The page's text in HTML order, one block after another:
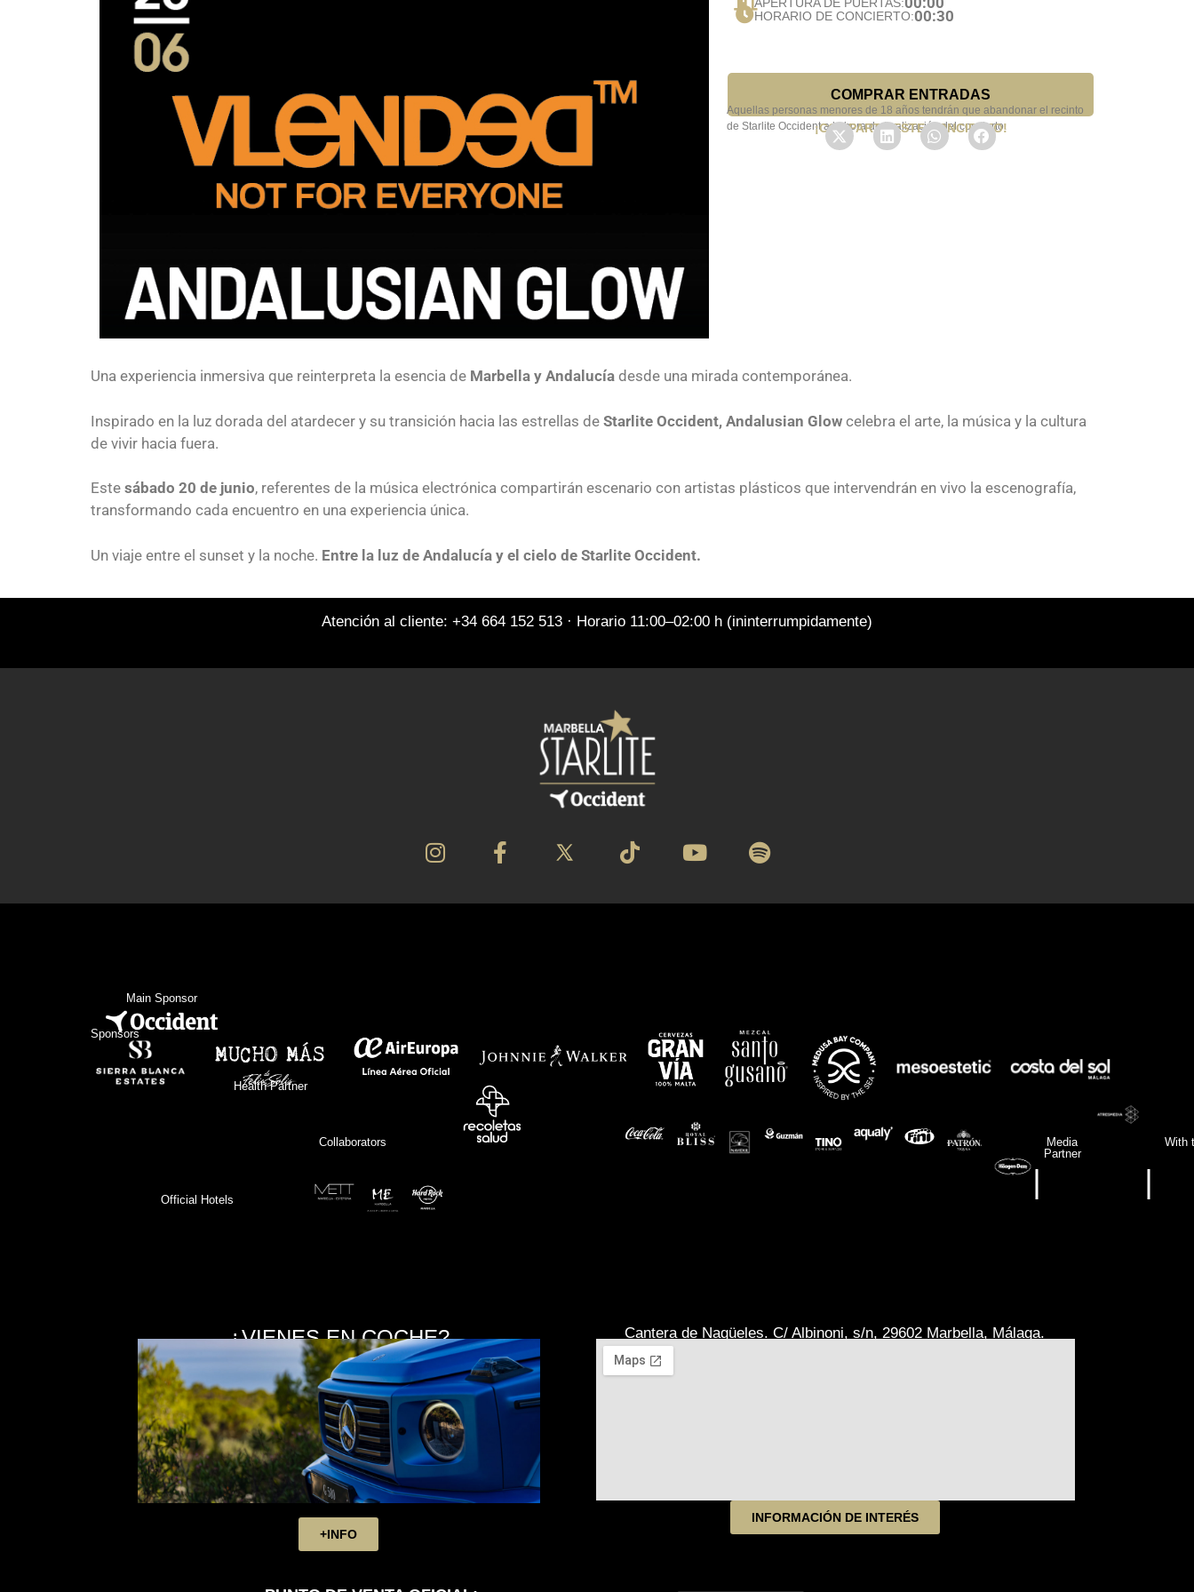
APERTURA DE PUERTAS:
HORARIO DE CONCIERTO:00:30
COMPRAR ENTRADAS
Aquellas personas menores de 18 años tendrán que abandonar el recinto
de Starlite Occident a la hora de finalización del concierto.
¡COMPARTE ESTE CONCIERTO!
Una experiencia inmersiva que reinterpreta la esencia de Marbella y Andalucía desde una mirada contemporánea.
Inspirado en la luz dorada del atardecer y su transición hacia las estrellas de Starlite Occident, Andalusian Glow celebra el arte, la música y la cultura
de vivir hacia fuera.
Este sábado 20 de junio, referentes de la música electrónica compartirán escenario con artistas plásticos que intervendrán en vivo la escenografía,
transformando cada encuentro en una experiencia única.
Un viaje entre el sunset y la noche. Entre la luz de Andalucía y el cielo de Starlite Occident.
Atención al cliente: +34 664 152 513 · Horario 11:00–02:00 h (ininterrumpidamente)
Main Sponsor
Sponsors
Health Partner
Collaborators
|
Media
Partner
|
With
Official Hotels
¿VIENES EN COCHE?
+INFO
Cantera de Nagüeles. C/ Albinoni, s/n, 29602 Marbella, Málaga.
INFORMACIÓN DE INTERÉS